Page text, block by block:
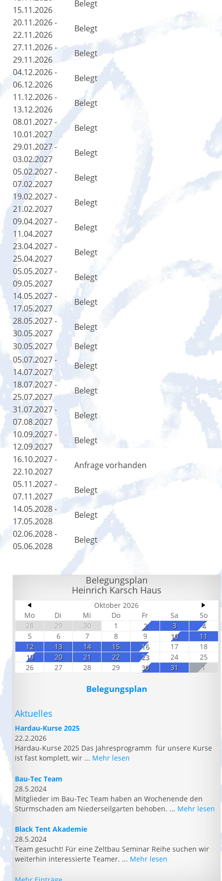
15.11.2026
Belegt
20.11.2026 -
22.11.2026
Belegt
27.11.2026 -
29.11.2026
Belegt
04.12.2026 -
06.12.2026
Belegt
11.12.2026 -
13.12.2026
Belegt
08.01.2027 -
10.01.2027
Belegt
29.01.2027 -
03.02.2027
Belegt
05.02.2027 -
07.02.2027
Belegt
19.02.2027 -
21.02.2027
Belegt
09.04.2027 -
11.04.2027
Belegt
23.04.2027 -
25.04.2027
Belegt
05.05.2027 -
09.05.2027
Belegt
14.05.2027 -
17.05.2027
Belegt
28.05.2027 -
30.05.2027
Belegt
30.05.2027
Belegt
05.07.2027 -
14.07.2027
Belegt
18.07.2027 -
25.07.2027
Belegt
31.07.2027 -
07.08.2027
Belegt
10.09.2027 -
12.09.2027
Belegt
16.10.2027 -
22.10.2027
Anfrage vorhanden
05.11.2027 -
07.11.2027
Belegt
14.05.2028 -
17.05.2028
Belegt
02.06.2028 -
05.06.2028
Belegt
Belegungsplan
Heinrich Karsch Haus
Oktober 2026
Mo
Di Mi Do Fr Sa
So
28
29 30 1 2 3
4
5
6 7 8 9 10
11
12
13 14 15 16 17
18
19
20 21 22 23 24
25
26
27 28 29 30 31 1
Belegungsplan
Aktuelles
Hardau-Kurse 2025
22.2.2026
Hardau-Kurse 2025 Das Jahresprogramm für unsere Kurse
ist fast komplett, wir ... Mehr lesen
Bau-Tec Team
28.5.2024
Mitglieder im Bau-Tec Team haben an Wochenende den
Sturmschaden am Niederseilgarten behoben. ... Mehr lesen
Black Tent Akademie
28.5.2024
Team gesucht! Für eine Zeltbau Seminar Reihe suchen wir
weiterhin interessierte Teamer. ... Mehr lesen